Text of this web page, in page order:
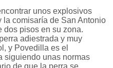
unos explosivos
la comisaría de San Antonio
dos pisos en su zona.
adiestrada y muy
y Povedilla es el
siguiendo unas normas
de que la perra se